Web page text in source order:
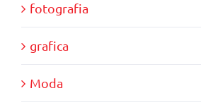
fotografia
grafica
Moda